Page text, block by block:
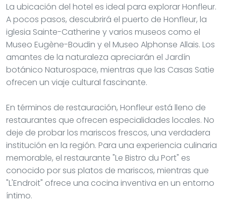
La ubicación del hotel es ideal para explorar Honfleur.
A pocos pasos, descubrirá el puerto de Honfleur, la
iglesia Sainte-Catherine y varios museos como el
Museo Eugène-Boudin y el Museo Alphonse Allais. Los
amantes de la naturaleza apreciarán el Jardín
botánico Naturospace, mientras que las Casas Satie
ofrecen un viaje cultural fascinante.
En términos de restauración, Honfleur está lleno de
restaurantes que ofrecen especialidades locales. No
deje de probar los mariscos frescos, una verdadera
institución en la región. Para una experiencia culinaria
memorable, el restaurante "Le Bistro du Port" es
conocido por sus platos de mariscos, mientras que
"L'Endroit" ofrece una cocina inventiva en un entorno
íntimo.